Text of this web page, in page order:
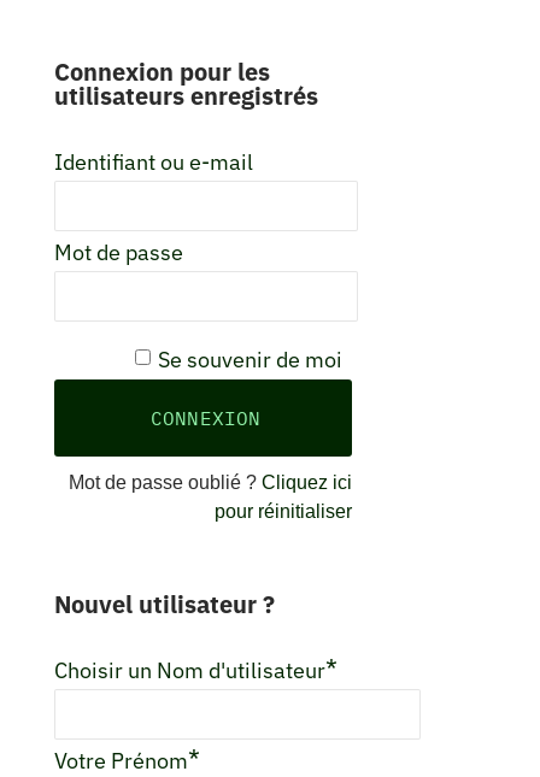
Connexion pour les
utilisateurs enregistrés
Identifiant ou e-mail
Mot de passe
Se souvenir de moi
Mot de passe oublié ? Cliquez ici
pour réinitialiser
Nouvel utilisateur ?
Choisir un Nom d'utilisateur*
Votre Prénom*